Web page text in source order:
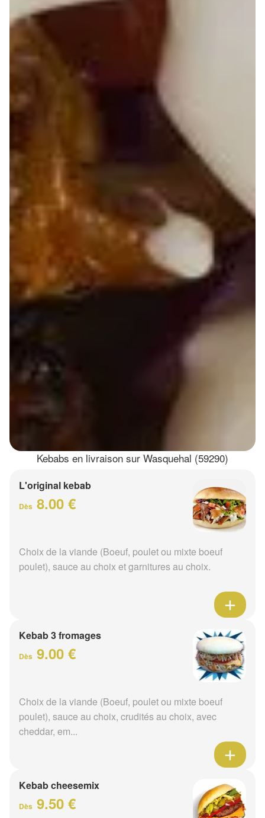
Kebabs en livraison sur Wasquehal (59290)
L'original kebab
Dès 8.00 €
Choix de la viande (Boeuf, poulet ou mixte boeuf
poulet), sauce au choix et garnitures au choix.
Kebab 3 fromages
Dès 9.00 €
Choix de la viande (Boeuf, poulet ou mixte boeuf
poulet), sauce au choix, crudités au choix, avec
cheddar, em...
Kebab cheesemix
Dès 9.50 €